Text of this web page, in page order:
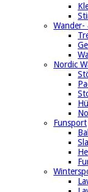
Wander-
Nordic
Funsport